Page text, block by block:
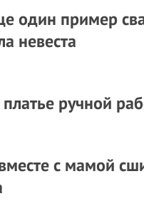
один пример
невеста
ручной
с мамой